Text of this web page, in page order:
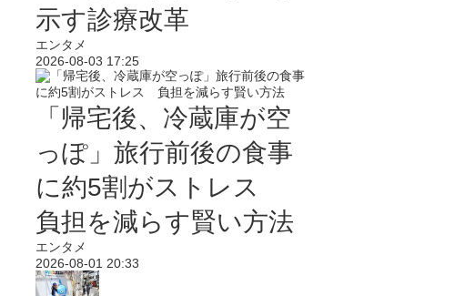
示す診療改革
エンタメ
2026-08-03 17:25
「帰宅後、冷蔵庫が空
っぽ」旅行前後の食事
に約5割がストレス
負担を減らす賢い方法
エンタメ
2026-08-01 20:33